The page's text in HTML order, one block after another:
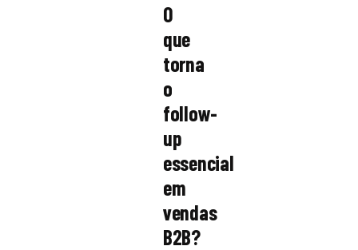
O
que
torna
o
follow-
up
essencial
em
vendas
B2B?